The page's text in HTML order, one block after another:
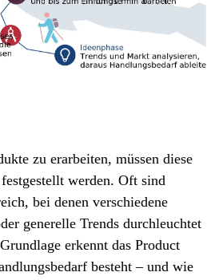
zu erarbeiten, müssen diese
werden. Oft sind
bei denen verschiedene
generelle Trends durchleuchtet
erkennt das Product
besteht – und wie